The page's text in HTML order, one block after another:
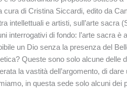
cura di Cristina Siccardi, edito da
intellettuali e artisti, sull’arte
interrogativi di fondo: l’arte sacra è
un Dio senza la presenza del
Queste sono solo alcune delle
la vastità dell’argomento, di dare
in questa sede solo alcuni dei